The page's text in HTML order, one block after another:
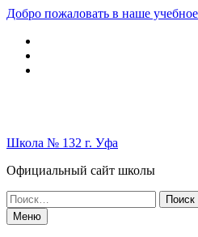
Перейти
содержимому
Добро пожаловать в наше
Школа № 132 г. Уфа
Официальный сайт школы
Поиск
по:Меню